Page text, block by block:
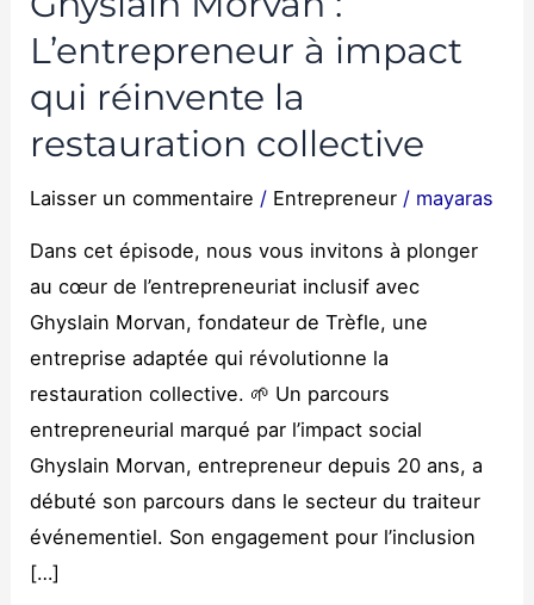
L’entrepreneur à impact
qui réinvente la
restauration collective
Laisser un commentaire / Entrepreneur / mayaras
Dans cet épisode, nous vous invitons à plonger
au cœur de l’entrepreneuriat inclusif avec
Ghyslain Morvan, fondateur de Trèfle, une
entreprise adaptée qui révolutionne la
restauration collective. 🌱 Un parcours
entrepreneurial marqué par l’impact social
Ghyslain Morvan, entrepreneur depuis 20 ans, a
débuté son parcours dans le secteur du traiteur
événementiel. Son engagement pour l’inclusion
[…]
réinvente
la
restauration
collective